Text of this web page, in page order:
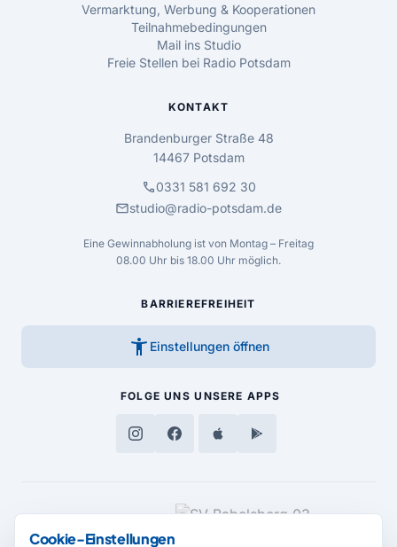
Vermarktung, Werbung & Kooperationen
Teilnahmebedingungen
Mail ins Studio
Freie Stellen bei Radio Potsdam
KONTAKT
Brandenburger Straße 48
14467 Potsdam
call0331 581 692 30
mailstudio@radio-potsdam.de
Eine Gewinnabholung ist von Montag – Freitag
08.00 Uhr bis 18.00 Uhr möglich.
BARRIEREFREIHEIT
accessibility_new Einstellungen öffnen
FOLGE UNS UNSERE APPS
MEDIENPARTNER
Cookie-Einstellungen